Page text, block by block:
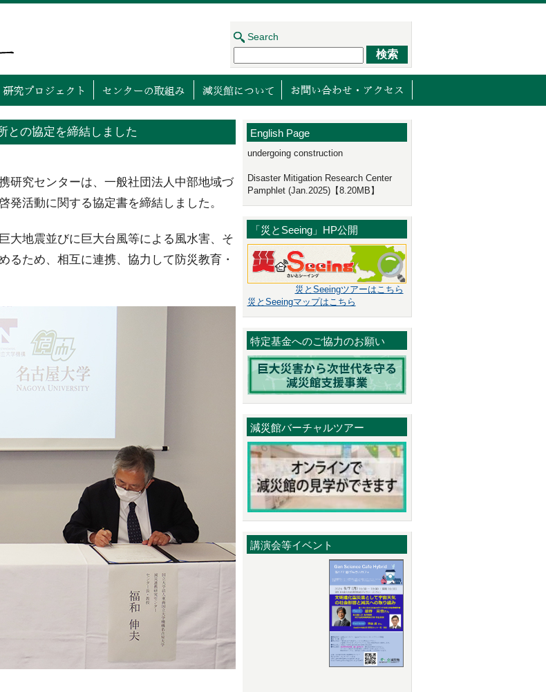
センターについて
研究領域 研究プロジェクト センターの取り組み減災館について
Search
との協定を締結しました
研究センターは、一般社団法人中部地域づ
発活動に関する協定書を締結しました。
大地震並びに巨大台風等による風水害、そ
るため、相互に連携、協力して防災教育・
English Page
undergoing construction
Disaster Mitigation Research Center
Pamphlet (Jan.2025)【8.20MB】
「災とSeeing」HP公開
災とSeeingツアーはこちら
災とSeeingマップはこちら
特定基金へのご協力のお願い
減災館バーチャルツアー
講演会等イベント